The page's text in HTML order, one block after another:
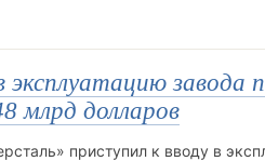
эксплуатацию завода
млрд долларов
приступил к вводу в